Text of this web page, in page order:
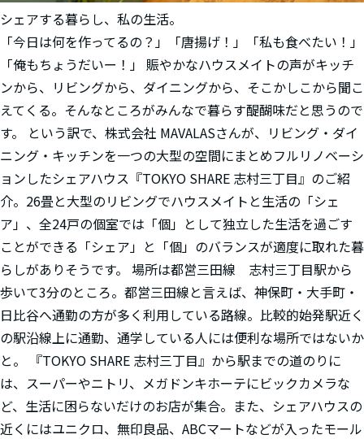
シェアする暮らし、私の生活。
「今日は何を作ってるの？」「唐揚げ！」「私も食べたい！」
「俺もちょうだいー！」 賑やかなハウスメイトの声がキッチ
ンから、リビングから、ダイニングから、そこかしこから聞こ
えてくる。そんなところがみんなで暮らす醍醐味だと思うので
す。 という訳で、株式会社 MAVALASさんが、リビング・ダイ
ニング・キッチンを一つの大型の空間にまとめフルリノベーシ
ョンしたシェアハウス『TOKYO SHARE 志村三丁目』のご紹
介。26畳と大型のリビングでハウスメイトと生活の「シェ
ア」、全24戸の個室では「個」として独立した生活を過ごす
ことができる「シェア」と「個」のバランスが適度に取れた暮
らしがありそうです。 場所は都営三田線 志村三丁目駅から
歩いて3分のところ。都営三田線と言えば、神保町・大手町・
日比谷へ通勤の方が多く利用している路線。比較的始発駅近く
の駅沿線上に通勤、通学している人には便利な場所ではないか
と。 『TOKYO SHARE 志村三丁目』から駅までの道のりに
は、スーパーやニトリ、メガドンキホーテにビックカメラな
ど、生活に困らないだけのお店が集合。また、シェアハウスの
近くにはユニクロ、無印良品、ABCマートなどが入ったモール